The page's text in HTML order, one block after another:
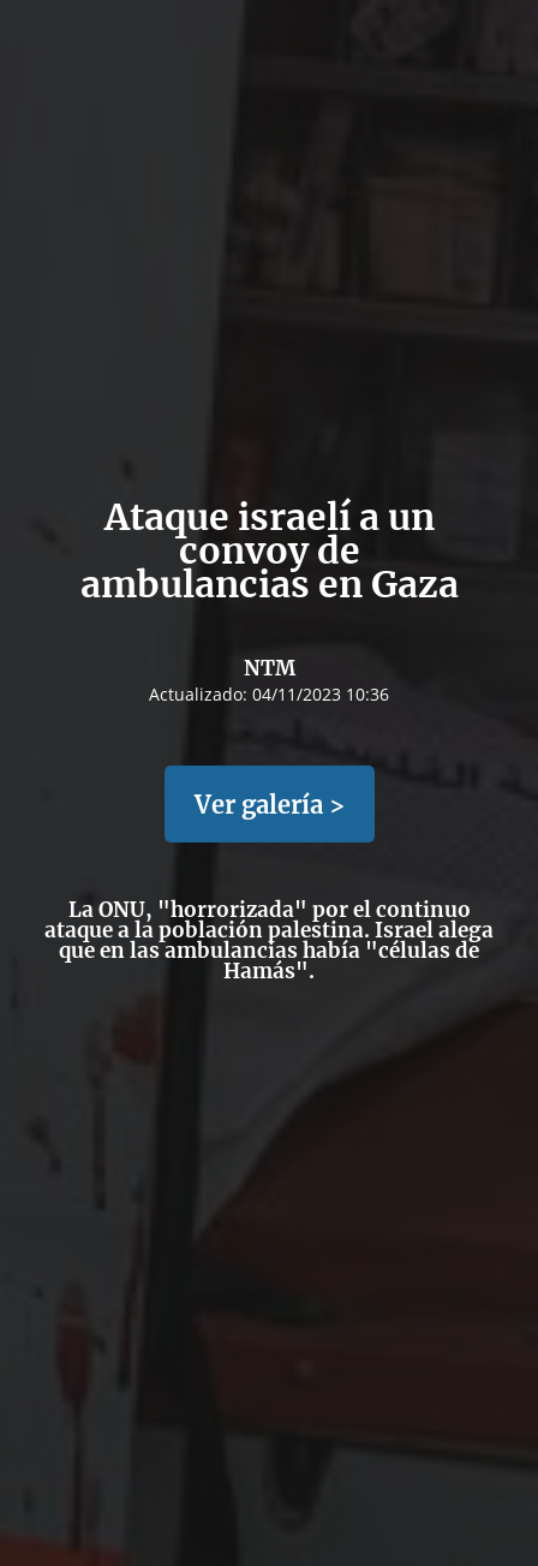
Ataque israelí a un
convoy de
ambulancias en Gaza
NTM
Actualizado: 04/11/2023 10:36
Ver galería >
La ONU, "horrorizada" por el continuo
ataque a la población palestina. Israel alega
que en las ambulancias había "células de
Hamás".